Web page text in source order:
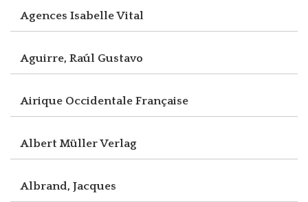
Agences Isabelle Vital
Aguirre, Raúl Gustavo
Airique Occidentale Française
Albert Müller Verlag
Albrand, Jacques